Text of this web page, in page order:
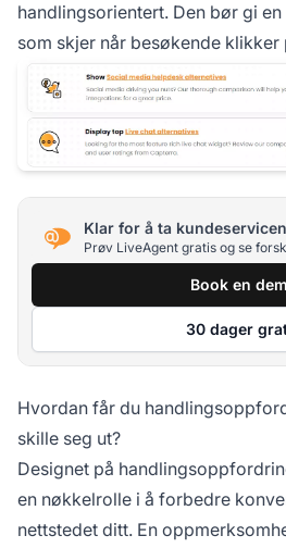
handlingsorientert. Den bør gi
som skjer når besøkende klikker
Klar for å ta
Prøv LiveAgent gratis og se
Book en
30 dager
Hvordan får du
skille seg ut?
Designet på
en nøkkelrolle i å forbedre
nettstedet ditt. En